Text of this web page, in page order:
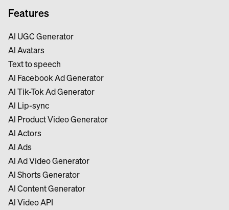
Features
AI UGC Generator
Al Avatars
Text to speech
Al Facebook Ad Generator
Al Tik-Tok Ad Generator
Al Lip-sync
Al Product Video Generator
Al Actors
Al Ads
Al Ad Video Generator
Al Shorts Generator
Al Content Generator
Al Video API